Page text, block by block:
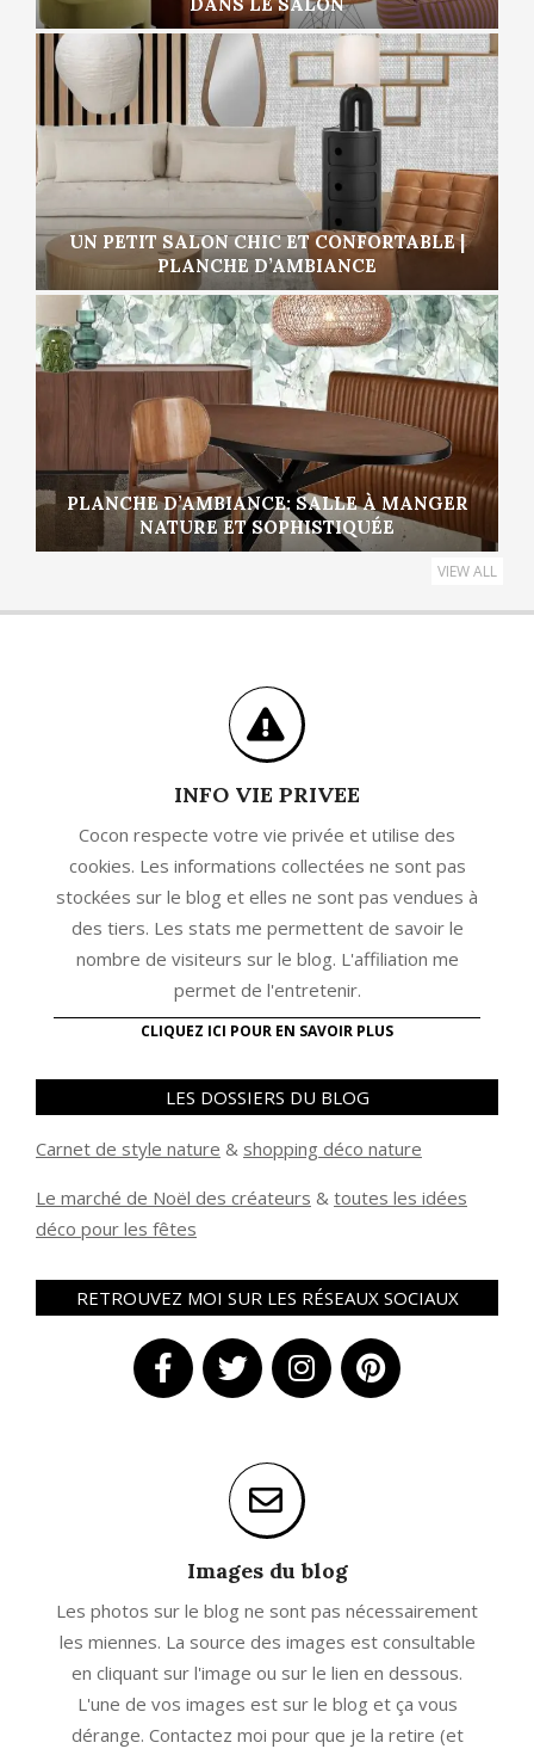
UN PETIT SALON CHIC ET CONFORTABLE |
PLANCHE D’AMBIANCE
PLANCHE D’AMBIANCE: SALLE À MANGER
NATURE ET SOPHISTIQUÉE
VIEW ALL
INFO VIE PRIVEE
Cocon respecte votre vie privée et utilise des
cookies. Les informations collectées ne sont pas
stockées sur le blog et elles ne sont pas vendues à
des tiers. Les stats me permettent de savoir le
nombre de visiteurs sur le blog. L'affiliation me
permet de l'entretenir.
CLIQUEZ ICI POUR EN SAVOIR PLUS
LES DOSSIERS DU BLOG
Carnet de style nature & shopping déco nature
Le marché de Noël des créateurs & toutes les idées
déco pour les fêtes
RETROUVEZ MOI SUR LES RÉSEAUX SOCIAUX
Images du blog
Les photos sur le blog ne sont pas nécessairement
les miennes. La source des images est consultable
en cliquant sur l'image ou sur le lien en dessous.
L'une de vos images est sur le blog et ça vous
dérange. Contactez moi pour que je la retire (et